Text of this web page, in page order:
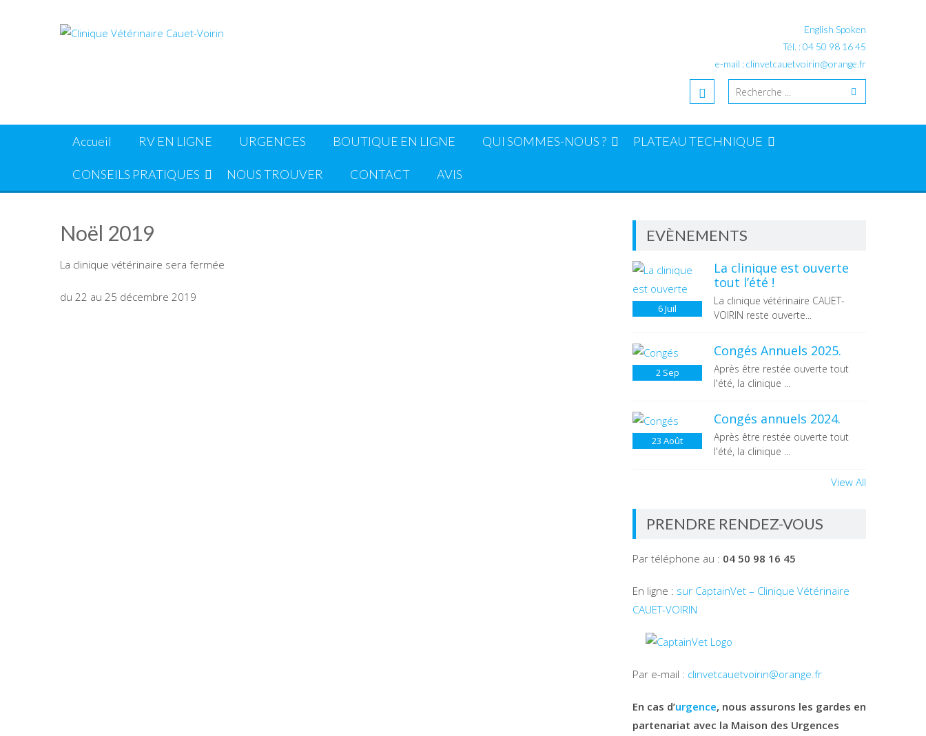
English Spoken
Tél. : 04 50 98 16 45
e-mail : clinvetcauetvoirin@orange.fr
Accueil RV EN LIGNE URGENCES BOUTIQUE EN LIGNE QUI SOMMES-NOUS ? PLATEAU TECHNIQUE
CONSEILS PRATIQUES NOUS TROUVER CONTACT AVIS
Noël 2019
La clinique vétérinaire sera fermée
du 22 au 25 décembre 2019
EVÈNEMENTS
6Juil
La clinique est ouverte
tout l’été !
La clinique vétérinaire CAUET-
VOIRIN reste ouverte...
2 Sep
Congés Annuels 2025.
Après être restée ouverte tout
l'été, la clinique ...
23 Août
Congés annuels 2024.
Après être restée ouverte tout
l'été, la clinique ...
View All
PRENDRE RENDEZ-VOUS
Par téléphone au : 04 50 98 16 45
En ligne : sur CaptainVet – Clinique Vétérinaire
CAUET-VOIRIN
Par e-mail : clinvetcauetvoirin@orange.fr
En cas d’urgence, nous assurons les gardes en
partenariat avec la Maison des Urgences